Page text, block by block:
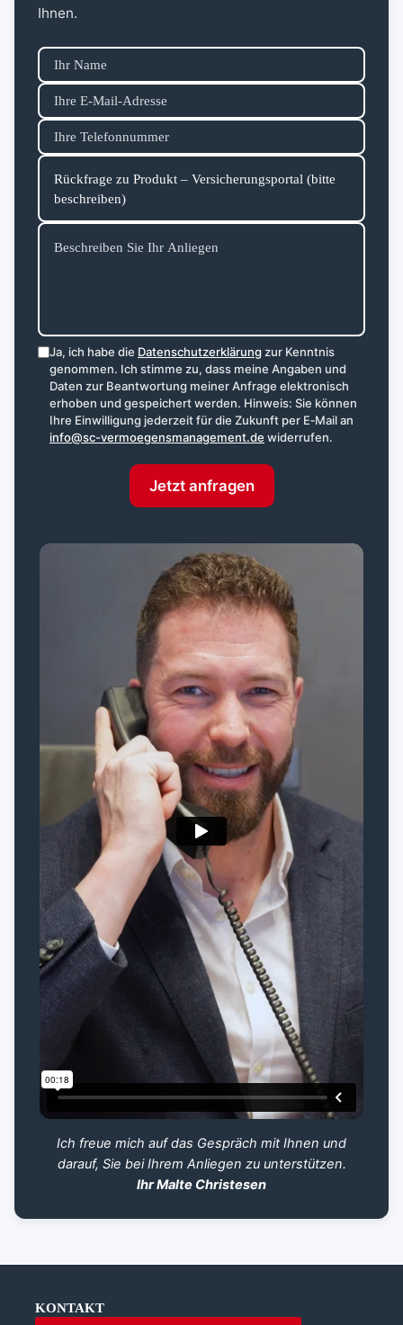
Ihnen.
Ja, ich habe die Datenschutzerklärungzur Kenntnis
genommen. Ich stimme zu, dass meine Angaben und
Daten zur Beantwortung meiner Anfrage elektronisch
erhoben und gespeichert werden. Hinweis: Sie können
Ihre Einwilligung jederzeit für die Zukunft per E‑Mail an
info@sc-vermoegensmanagement.de widerrufen.
Jetzt anfragen
Ich freue mich auf das Gespräch mit Ihnen und
darauf, Sie bei Ihrem Anliegen zu unterstützen.
Ihr Malte Christesen
KONTAKT